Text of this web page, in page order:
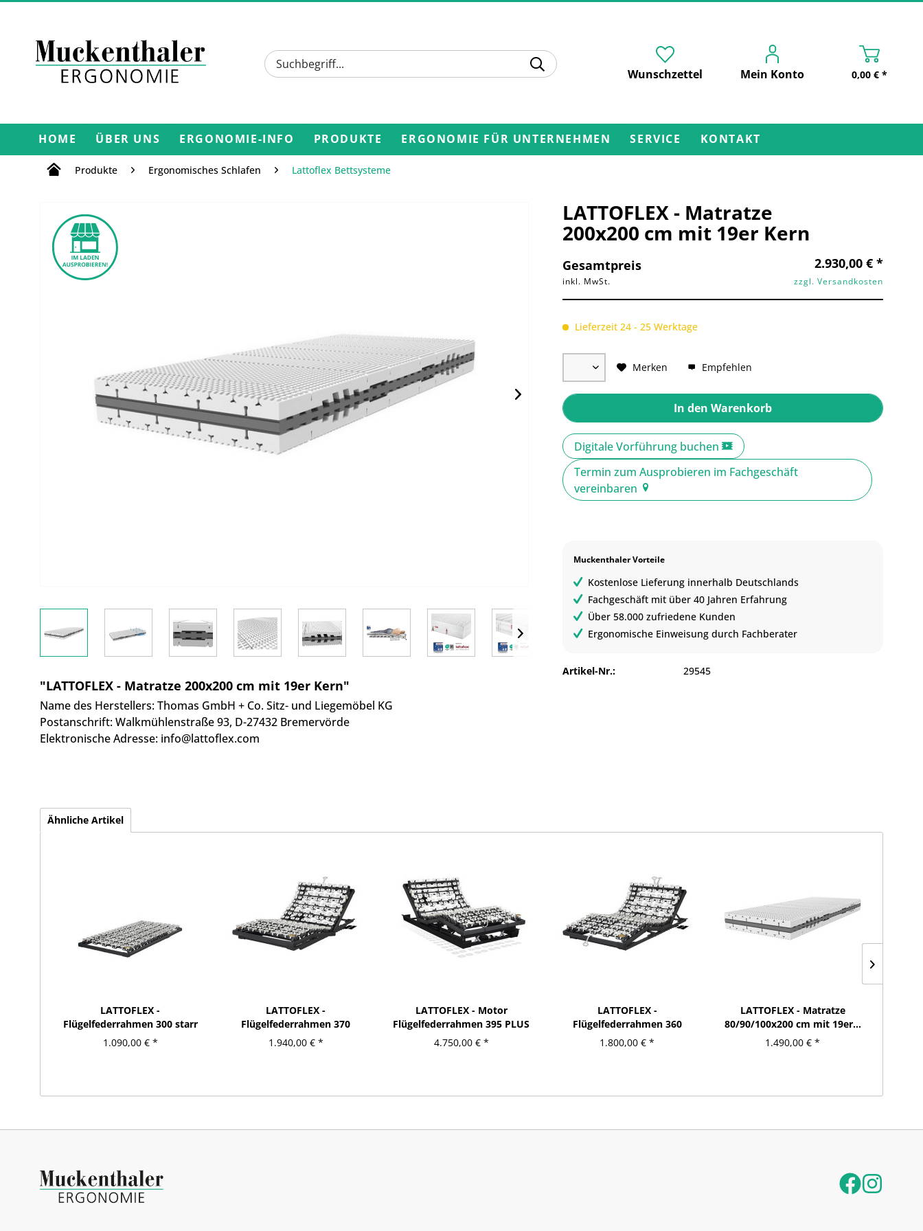
Wunschzettel Mein Konto 0,00 € *
HOME ÜBER UNS ERGONOMIE-INFO PRODUKTE ERGONOMIE FÜR UNTERNEHMEN SERVICE KONTAKT
Produkte Ergonomisches Schlafen Lattoflex Bettsysteme
"LATTOFLEX - Matratze 200x200 cm mit 19er Kern"
Name des Herstellers:Thomas GmbH + Co. Sitz- und Liegemöbel KG
Postanschrift:Walkmühlenstraße 93, D-27432 Bremervörde
Elektronische Adresse: info@lattoflex.com
LATTOFLEX - Matratze
200x200 cm mit 19er Kern
Gesamtpreis 2.930,00 € *
inkl. MwSt. zzgl. Versandkosten
Lieferzeit 24 - 25 Werktage
Merken Empfehlen
In den Warenkorb
Digitale Vorführung buchen
Termin zum Ausprobieren im Fachgeschäft
vereinbaren
Muckenthaler Vorteile
Kostenlose Lieferung innerhalb Deutschlands
Fachgeschäft mit über 40 Jahren Erfahrung
Über 58.000 zufriedene Kunden
Ergonomische Einweisung durch Fachberater
Artikel-Nr.: 29545
Ähnliche Artikel
LATTOFLEX -
Flügelfederrahmen 300 starr
1.090,00 € *
LATTOFLEX -
Flügelfederrahmen 370
manuell...
1.940,00 € *
LATTOFLEX - Motor
Flügelfederrahmen 395 PLUS
4.750,00 € *
LATTOFLEX -
Flügelfederrahmen 360
manuell...
1.800,00 € *
LATTOFLEX - Matratze
80/90/100x200 cm mit 19er...
1.490,00 € *